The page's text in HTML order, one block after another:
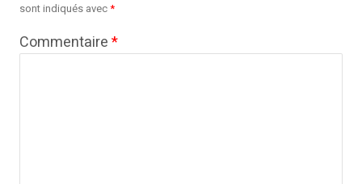
sont indiqués avec*
Commentaire*